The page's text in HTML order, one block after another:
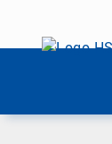
Home|6-1: